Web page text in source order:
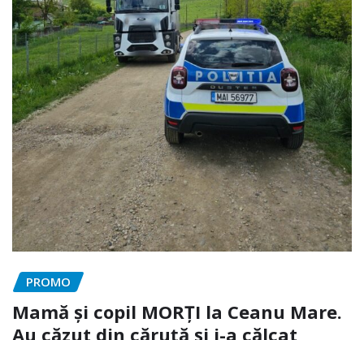
PROMO
Mamă și copil MORȚI la Ceanu Mare.
Au căzut din căruță și i-a călcat